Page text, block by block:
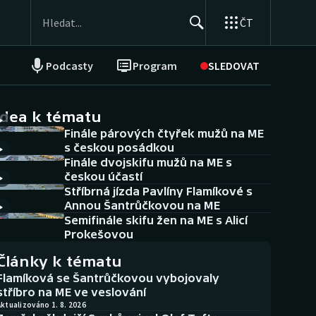
ČT
Podcasty Program SLEDOVAT
NEPŘEHLÉDNĚTE
Historické návraty
Aplikace ČT sport
AZ kvíz
k tématu
Finále párových čtyřek mužů na ME
s českou posádkou
Finále dvojskifu mužů na ME s
českou účastí
Stříbrná jízda Pavlíny Flamíkové s
Annou Šantrůčkovou na ME
Semifinále skifu žen na ME s Alicí
Prokešovou
k tématu
se Šantrůčkovou vybojovaly
na ME ve veslování
1. 8. 2026